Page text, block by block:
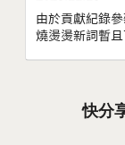
由於貢獻紀錄
燒燙燙新詞暫且
快分